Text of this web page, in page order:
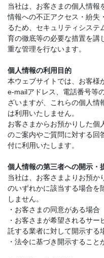
当社は、お客さまの個人情報
情報への不正アクセス・紛失
るため、セキュリティシステ
育の徹底等の必要な措置を講
重な管理を行ないます。
個人情報の利用目的
本ウェブサイトでは、お客様
e-mailアドレス、電話番号等
ざいますが、これらの個人情
は利用いたしません。
お客さまからお預かりした個
のご案内やご質問に対する回
付に利用いたします。
個人情報の第三者への開示・
当社は、お客さまよりお預か
のいずれかに該当する場合を
しません。
・お客さまの同意がある場合
・お客さまが希望されるサ
託する業者に対して開示する
・法令に基づき開示すること